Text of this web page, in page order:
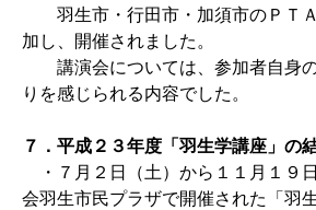
羽生市・行田市・加須市のＰＴ
加し、開催されました。
講演会については、参加者自身
りを感じられる内容でした。
７．平成２３年度「羽生学講座」の
・７月２日（土）から１１月１９
会羽生市民プラザで開催された「羽